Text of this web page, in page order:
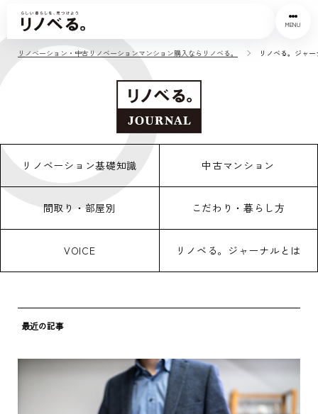
MENU
リノベーション・中古リノベーションマンション購入ならリノベる。 リノベる。ジャ
リノベーション基礎知識 中古マンション
間取り・部屋別 こだわり・暮らし方
VOICE リノベる。ジャーナルとは
最近の記事